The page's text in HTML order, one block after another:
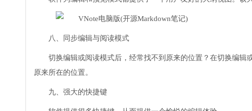
八、同步编辑与阅读模式
切换编辑或阅读模式后，经常找不到原来的位置？在切换编辑
原来所在的位置。
九、强大的快捷键